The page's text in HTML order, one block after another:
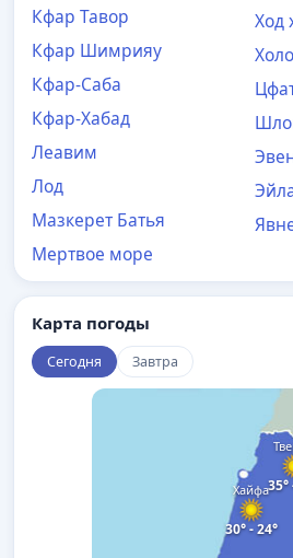
Кфар Тавoр
Кфар Шимрияу
Кфар-Саба
Кфар-Хабад
Леавим
Лод
Мазкерет Батья
Мертвое море
Ход
Карта погоды
Сегодня Завтра
35°
Хайфа
30° - 24°